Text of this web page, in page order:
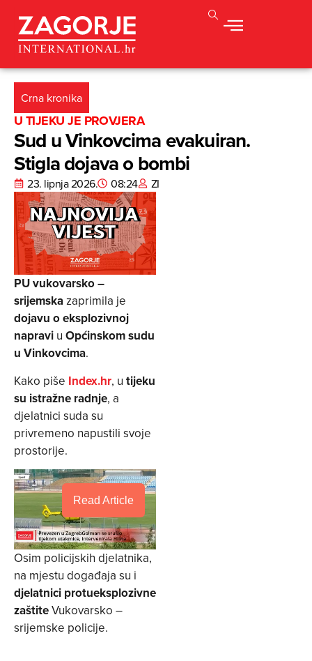
Crna kronika
U TIJEKU JE PROVJERA
Sud u Vinkovcima evakuiran.
Stigla dojava o bombi
23. lipnja 2026. 08:24 ZI
PU vukovarsko –
srijemskazaprimila je
dojavu o eksplozivnoj
napravi u Općinskom sudu
u Vinkovcima.
Kako piše Index.hr, u tijeku
su istražne radnje, a
djelatnici suda su
privremeno napustili svoje
prostorije.
Read Article
Osim policijskih djelatnika,
na mjestu događaja su i
djelatnici protueksplozivne
zaštiteVukovarsko –
srijemske policije.